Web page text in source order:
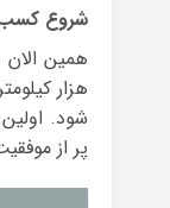
شروع کسب
همین
هزار
شود.
پر از